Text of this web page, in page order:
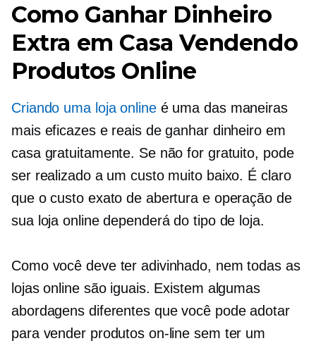
Como Ganhar Dinheiro
Extra em Casa Vendendo
Produtos Online
Criando uma loja onlineé uma das maneiras
mais eficazes e reais de ganhar dinheiro em
casa gratuitamente. Se não for gratuito, pode
ser realizado a um custo muito baixo. É claro
que o custo exato de abertura e operação de
sua loja online dependerá do tipo de loja.
Como você deve ter adivinhado, nem todas as
lojas online são iguais. Existem algumas
abordagens diferentes que você pode adotar
para vender produtos on-line sem ter um